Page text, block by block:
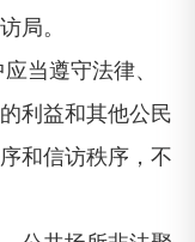
局。
当遵守法律、
利益和其他公民
和信访秩序，不